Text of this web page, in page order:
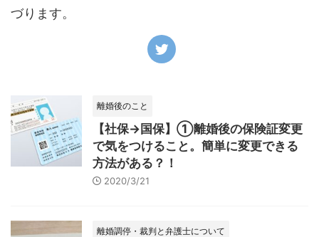
づります。
離婚後のこと
【社保→国保】①離婚後の保険証変更
で気をつけること。簡単に変更できる
方法がある？！
2020/3/21
離婚調停・裁判と弁護士について